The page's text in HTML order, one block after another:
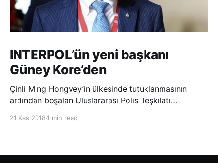
INTERPOL’ün yeni başkanı
Güney Kore’den
Çinli Mıng Hongvey’in ülkesinde tutuklanmasının
ardından boşalan Uluslararası Polis Teşkilatı
21 Kas 2018 1 min read